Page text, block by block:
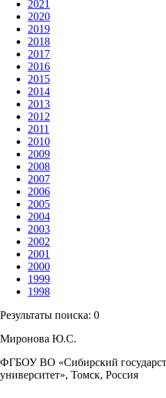
2021
2020
2019
2018
2017
2016
2015
2014
2013
2012
2011
2010
2009
2008
2007
2006
2005
2004
2003
2002
2001
2000
1999
1998
Результаты поиска: 0
Миронова Ю.С.
ФГБОУ ВО «Сибирский
университет», Томск, Россия